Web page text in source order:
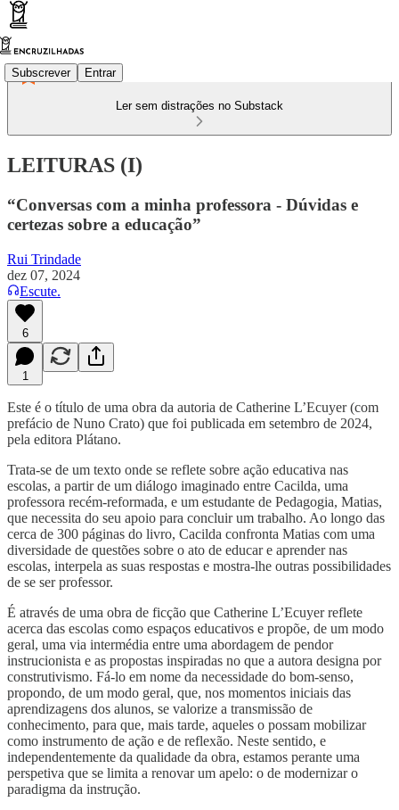
Subscrever Entrar
Ler sem distrações no Substack
LEITURAS (I)
“Conversas com a minha professora - Dúvidas e
certezas sobre a educação”
Rui Trindade
dez 07, 2024
Escute.
6
1
Este é o título de uma obra da autoria de Catherine L’Ecuyer (com
prefácio de Nuno Crato) que foi publicada em setembro de 2024,
pela editora Plátano.
Trata-se de um texto onde se reflete sobre ação educativa nas
escolas, a partir de um diálogo imaginado entre Cacilda, uma
professora recém-reformada, e um estudante de Pedagogia, Matias,
que necessita do seu apoio para concluir um trabalho. Ao longo das
cerca de 300 páginas do livro, Cacilda confronta Matias com uma
diversidade de questões sobre o ato de educar e aprender nas
escolas, interpela as suas respostas e mostra-lhe outras possibilidades
de se ser professor.
É através de uma obra de ficção que Catherine L’Ecuyer reflete
acerca das escolas como espaços educativos e propõe, de um modo
geral, uma via intermédia entre uma abordagem de pendor
instrucionista e as propostas inspiradas no que a autora designa por
construtivismo. Fá-lo em nome da necessidade do bom-senso,
propondo, de um modo geral, que, nos momentos iniciais das
aprendizagens dos alunos, se valorize a transmissão de
conhecimento, para que, mais tarde, aqueles o possam mobilizar
como instrumento de ação e de reflexão. Neste sentido, e
independentemente da qualidade da obra, estamos perante uma
perspetiva que se limita a renovar um apelo: o de modernizar o
paradigma da instrução.